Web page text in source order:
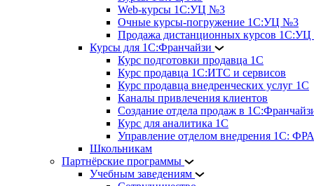
Web-курсы 1С:УЦ №3
Очные курсы-погружение 1С:УЦ №3
Продажа дистанционных курсов
Курсы для 1С:Франчайзи
Курс подготовки продавца 1С
Курс продавца 1С:ИТС и сервисов
Курс продавца внедренческих услуг 1С
Каналы привлечения клиентов
Создание отдела продаж в
Курс для аналитика 1С
Управление отделом внедрения 1С:
Школьникам
Партнёрские программы
Учебным заведениям